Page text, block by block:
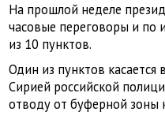
На прошлой неделе
часовые переговоры и
из 10 пунктов.
Один из пунктов
Сирией российской
отводу от буферной зоны